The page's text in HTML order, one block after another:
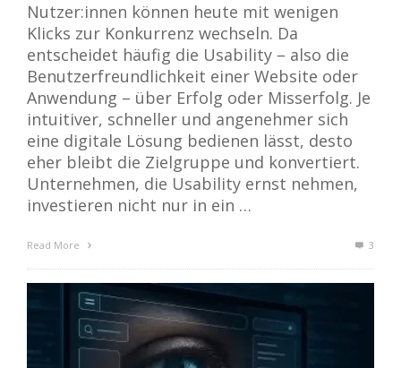
Nutzer:innen können heute mit wenigen
Klicks zur Konkurrenz wechseln. Da
entscheidet häufig die Usability – also die
Benutzerfreundlichkeit einer Website oder
Anwendung – über Erfolg oder Misserfolg. Je
intuitiver, schneller und angenehmer sich
eine digitale Lösung bedienen lässt, desto
eher bleibt die Zielgruppe und konvertiert.
Unternehmen, die Usability ernst nehmen,
investieren nicht nur in ein …
Read More 3